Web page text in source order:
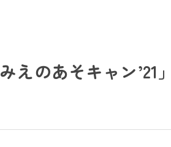
えのあそキャン’21